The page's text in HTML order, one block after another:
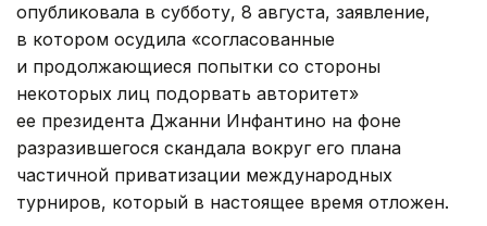
опубликовала в субботу, 8 августа, заявление,
в котором осудила «согласованные
и продолжающиеся попытки со стороны
некоторых лиц подорвать авторитет»
ее президента Джанни Инфантино на фоне
разразившегося скандала вокруг его плана
частичной приватизации международных
турниров, который в настоящее время отложен.